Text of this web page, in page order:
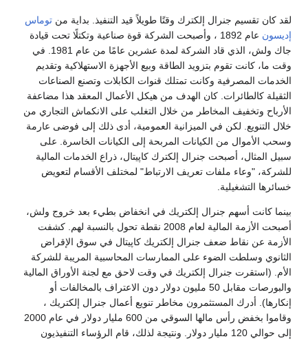
لقد كان تقسيم جنرال إلكترك وقتًا طويلاً قيد التنفيذ. بداية من توماس
إديسون
عام 1892 ، وأصبحت الشركة قوة صناعية وتكتلًا تحت قيادة
جاك ولش، الذي قاد الشركة لمدة عشرين عامًا من عام 1981. في
وقت ما، كانت تقوم بتزويد الطاقة وبيع الأجهزة الاستهلاكية وتقديم
الخدمات المصرفية وكانت تمتلك قنوات الكابلات وتصنع الصناعات
الثقيلة كالطائرات. كان الهدف من هيكل الأعمال المعقد هذا مضاعفة
الأرباح وتخفيف المخاطر من خلال التغلب على الانكماش التجاري من
خلال التنويع. لكن في الميزانية العمومية، أدى ذلك إلى فوضى عارمة
وسحب الأموال من الكيانات المربحة إلى الكيانات الخاسرة. على
سبيل المثال، أصبحت جنرال إلكترك كاپيتال، ذراع الخدمات المالية
للشركة، "وعاء ملفات تعريف الارتباط" لمختلف الأقسام لتعويض
خسائرها التشغيلية.
بينما كانت أسهم جنرال إلكتريك في انخفاض بطيء بعد خروج ولش،
أصبحت الأزمة المالية لعام 2008 نقطة تحول بالنسبة لهم. كشفت
الأزمة عن نقاط ضعف جنرال إلكتريك كاپيتال في سوق الإقراض
الثانوي وسلطت الضوء على الممارسات المحاسبية المريبة للشركة
الأم. (استقرت جنرال إلكتريك في وقت لاحق مع لجنة الأوراق المالية
والبورصات مقابل 50 مليون دولار دون الاعتراف بالمخالفات أو
إنكارها). أدرك المستثمرون مخاطر تنويع أعمال جنرال إلكتريك ،
وقاموا بخفض رأس مالها السوقي من 600 مليار دولار في عام 2000
إلى حوالي 120 مليار دولار. ونتيجة لذلك، قام الرؤساء التنفيذيون